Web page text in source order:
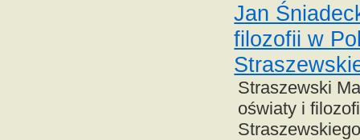
Jan
filozofii w
Straszewski
oświaty i